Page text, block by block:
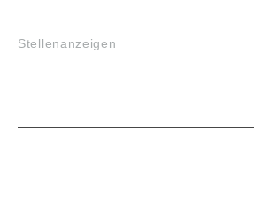
Stellenanzeigen